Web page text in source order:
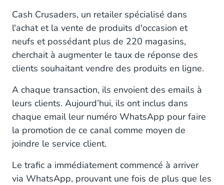
Cash Crusaders, un retailer spécialisé dans
l'achat et la vente de produits d'occasion et
neufs et possédant plus de 220 magasins,
cherchait à augmenter le taux de réponse des
clients souhaitant vendre des produits en ligne.
A chaque transaction, ils envoient des emails à
leurs clients. Aujourd’hui, ils ont inclus dans
chaque email leur numéro WhatsApp pour faire
la promotion de ce canal comme moyen de
joindre le service client.
Le trafic a immédiatement commencé à arriver
via WhatsApp, prouvant une fois de plus que les